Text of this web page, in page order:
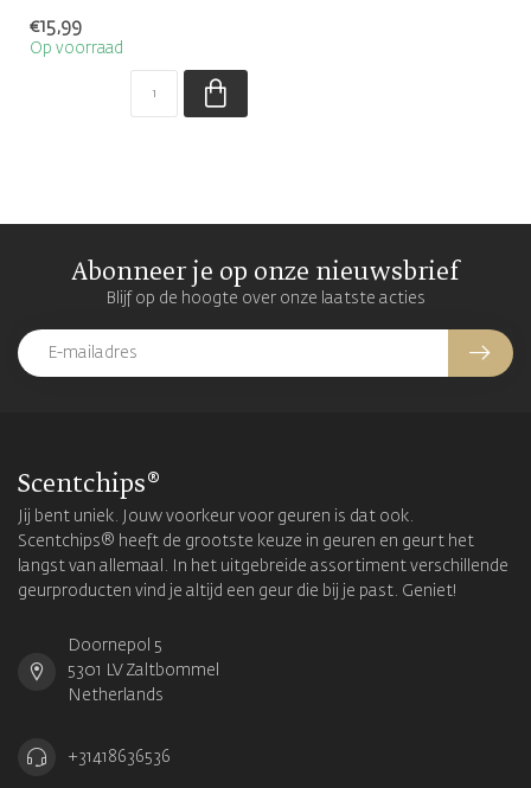
De dinerkaa...
€15,99
Op voorraad
Abonneer je op onze nieuwsbrief
Blijf op de hoogte over onze laatste acties
Scentchips®
Jij bent uniek. Jouw voorkeur voor geuren is dat ook.
Scentchips® heeft de grootste keuze in geuren en geurt het
langst van allemaal. In het uitgebreide assortiment verschillende
geurproducten vind je altijd een geur die bij je past. Geniet!
Doornepol 5
5301 LV Zaltbommel
Netherlands
+31418636536